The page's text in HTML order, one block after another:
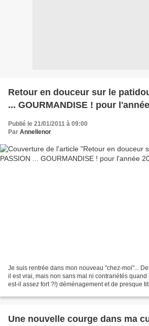
Retour en douceur sur le
... GOURMANDISE ! pour
Publié le 21/01/2011 à 09:00
Par Annellenor
Je suis rentrée dans mon nouveau "chez-moi"...
il est vrai, mais non sans mal ni contrariétés
est-il assez fort ?!) déménagement et de presque
Une nouvelle courge dans ma